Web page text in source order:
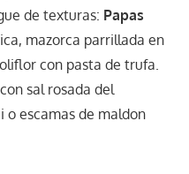
de texturas: Papas
mazorca parrillada en
con pasta de trufa.
sal rosada del
o escamas de maldon